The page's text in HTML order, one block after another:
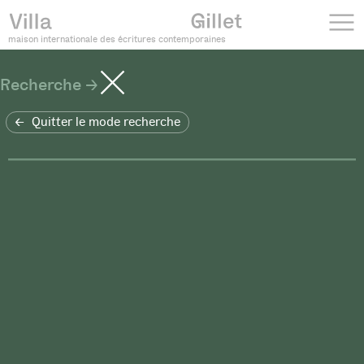
maison internationale des écritures contemporaines
Recherche
Quitter le mode recherche